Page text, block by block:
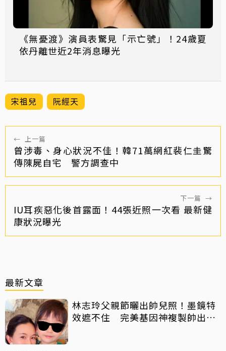
《無憂渡》演員表驚見「示亡號」！24歲夏
依丹離世近2年消息曝光
宋祖兒 阮經天
← 上一篇
曾涉毒、身心狀況不佳！韓71萬網紅裴仁圭驚
傳陳屍自宅 警方調查中
下一篇 →
IU耳疾惡化後首露面！44張近照一次看 最新健
康狀況曝光
最新文章
林志玲父親節曬出帥兒照！墨鏡特
效遮不住 完美基因神複製帥出新